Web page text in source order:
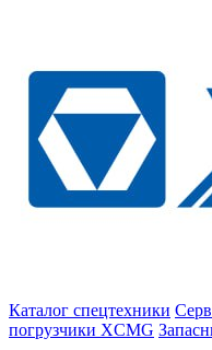
Каталог спецтехники
погрузчики XCMG